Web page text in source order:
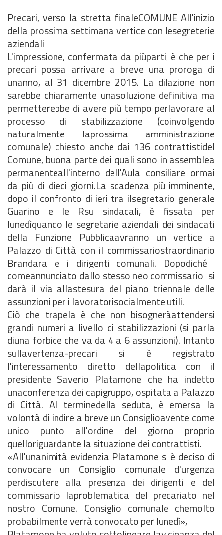
Precari, verso la stretta finaleCOMUNE All'inizio
della prossima settimana vertice con lesegreterie
aziendali
L'impressione, confermata da piùparti, è che per i
precari possa arrivare a breve una proroga di
unanno, al 31 dicembre 2015. La dilazione non
sarebbe chiaramente unasoluzione definitiva ma
permetterebbe di avere più tempo perlavorare al
processo di stabilizzazione (coinvolgendo
naturalmente laprossima amministrazione
comunale) chiesto anche dai 136 contrattistidel
Comune, buona parte dei quali sono in assemblea
permanenteall'interno dell'Aula consiliare ormai
da più di dieci giorni.La scadenza più imminente,
dopo il confronto di ieri tra ilsegretario generale
Guarino e le Rsu sindacali, è fissata per
lunedìquando le segretarie aziendali dei sindacati
della Funzione Pubblicaavranno un vertice a
Palazzo di Città con il commissariostraordinario
Brandara e i dirigenti comunali. Dopodiché 
comeannunciato dallo stesso neo commissario  si
darà il via allastesura del piano triennale delle
assunzioni per i lavoratorisocialmente utili.
Ciò che trapela è che non bisogneràattendersi
grandi numeri a livello di stabilizzazioni (si parla
diuna forbice che va da 4 a 6 assunzioni). Intanto
sullavertenza-precari si è registrato
l'interessamento diretto dellapolitica con il
presidente Saverio Platamone che ha indetto
unaconferenza dei capigruppo, ospitata a Palazzo
di Città. AI terminedella seduta, è emersa la
volontà di indire a breve un Consiglioavente come
unico punto all'ordine del giorno proprio
quelloriguardante la situazione dei contrattisti.
«All'unanimità evidenzia Platamone si è deciso di
convocare un Consiglio comunale d'urgenza
perdiscutere alla presenza dei dirigenti e del
commissario laproblematica del precariato nel
nostro Comune. Consiglio comunale chemolto
probabilmente verrà convocato per lunedì»,